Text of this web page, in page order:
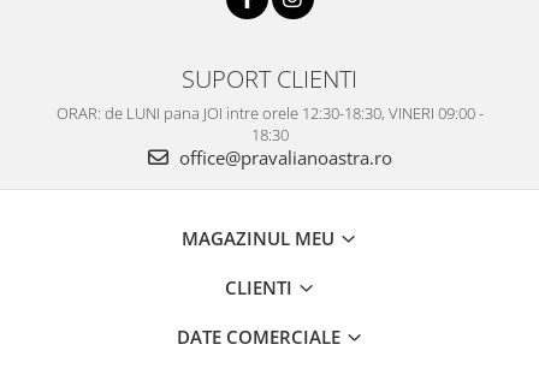
SUPORT CLIENTI
ORAR: de LUNI pana JOI intre orele 12:30-18:30, VINERI 09:00 -
18:30
office@pravalianoastra.ro
MAGAZINUL MEU
CLIENTI
DATE COMERCIALE